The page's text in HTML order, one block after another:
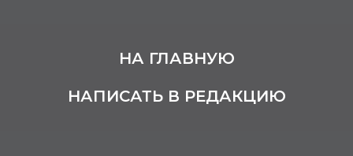
НА ГЛАВНУЮ
НАПИСАТЬ В РЕДАКЦИЮ